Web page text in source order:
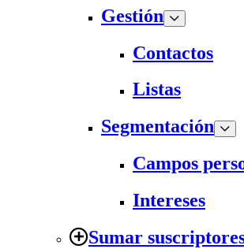
Gestión
Contactos
Listas
Segmentación
Campos
Intereses
Sumar